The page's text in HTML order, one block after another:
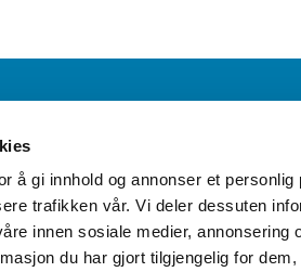
å gi innhold og annonser et
trafikken vår. Vi deler dessuten
innen sosiale medier, annonsering
du har gjort tilgjengelig for